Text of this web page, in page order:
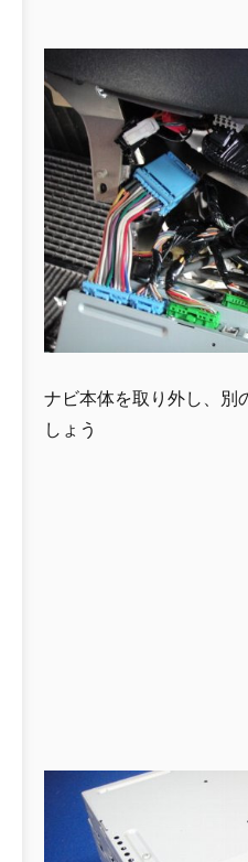
ナビ本体を取り外し、別
しょう